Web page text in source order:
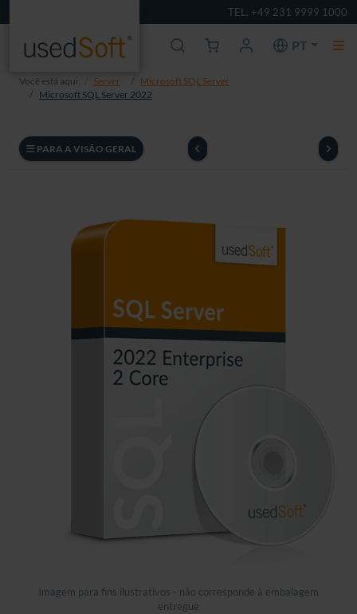
TEL. +49 231 9999 1000
PT
Você está aqui: Server
Microsoft SQL Server
Microsoft SQL Server 2022
PARA A VISÃO GERAL
Imagem para fins ilustrativos - não corresponde à embalagem
entregue